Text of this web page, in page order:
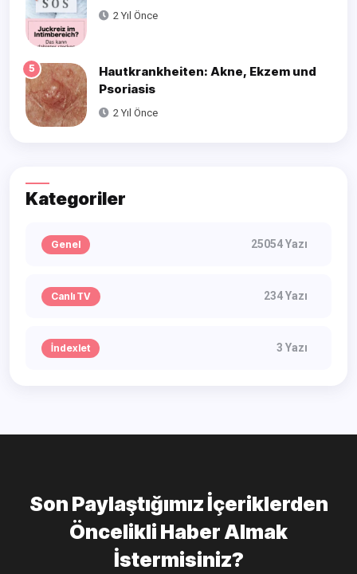
2 Yıl Önce
5
Hautkrankheiten: Akne, Ekzem und
Psoriasis
2 Yıl Önce
Kategoriler
Genel 25054 Yazı
Canlı TV 234 Yazı
İndexlet 3 Yazı
Son Paylaştığımız İçeriklerden
Öncelikli Haber Almak
İstermisiniz?